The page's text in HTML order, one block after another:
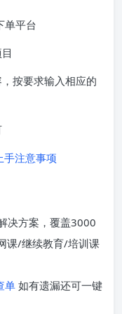
单平台
按要求输入相应的
手注意事项
决方案，覆盖3000
课/继续教育/培训课
单 如有遗漏还可一键